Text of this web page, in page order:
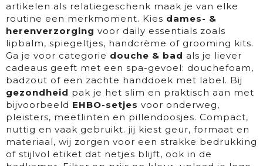
Kantoorartikelen
Home & Living
Persoonlijke verzorging
Eten & Drinken
Textiel
Paraplu's
Culinair cadeau
Outdoor & Er-op-uit
Wonen & Bouw
Auto & Mobiliteit
Goud waard
Sport
artikelen als relatiegeschenk maak je van elke
routine een merkmoment. Kies dames- &
herenverzorging voor daily essentials zoals
lipbalm, spiegeltjes, handcrème of grooming kits.
Ga je voor categorie douche & bad als je liever
cadeaus geeft met een spa-gevoel: douchefoam,
badzout of een zachte handdoek met label. Bij
gezondheid pak je het slim en praktisch aan met
bijvoorbeeld EHBO-setjes voor onderweg,
pleisters, meetlinten en pillendoosjes. Compact,
nuttig en vaak gebruikt. jij kiest geur, formaat en
materiaal, wij zorgen voor een strakke bedrukking
of stijlvol etiket dat netjes blijft, ook in de